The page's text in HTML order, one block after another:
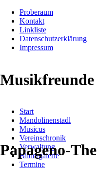
Proberaum
Kontakt
Linkliste
Datenschutzerklärung
Impressum
Musikfreunde
überspringen
Start
Mandolinenstadl
Musicus
Vereinschronik
Verwaltung
Bildergalerie
Termine
Papageno-